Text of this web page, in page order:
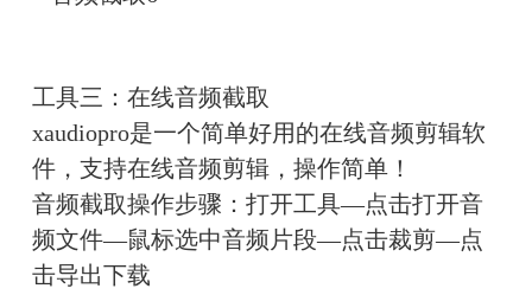
工具三：在线音频截取
xaudiopro是一个简单好用的在线音频剪辑软
件，支持在线音频剪辑，操作简单！
音频截取操作步骤：打开工具—点击打开音
频文件—鼠标选中音频片段—点击裁剪—点
击导出下载